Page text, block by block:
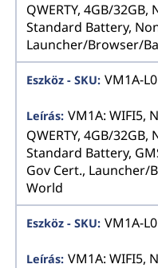
QWERTY, 4GB/
Standard Battery,
Launcher/Browser/
VM1A-
VM1A: WIFI5,
QWERTY, 4GB/
Standard Battery,
Gov Cert., Launcher/
World
VM1A-
VM1A: WIFI5,